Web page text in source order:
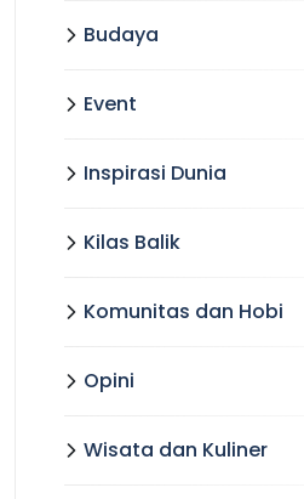
Budaya
Event
Inspirasi Dunia
Kilas Balik
Komunitas dan Hobi
Opini
Wisata dan Kuliner